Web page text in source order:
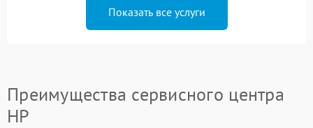
Показать все услуги
Преимущества сервисного центра
HP